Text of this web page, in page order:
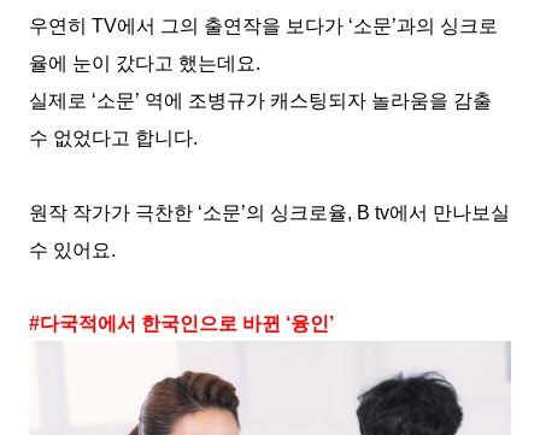
우연히 TV에서 그의 출연작을 보다가 ‘소문’과의 싱크로
율에 눈이 갔다고 했는데요.
실제로 ‘소문’ 역에 조병규가 캐스팅되자 놀라움을 감출
수 없었다고 합니다.
원작 작가가 극찬한 ‘소문’의 싱크로율, B tv에서 만나보실
수 있어요.
#다국적에서 한국인으로 바뀐 ‘융인’